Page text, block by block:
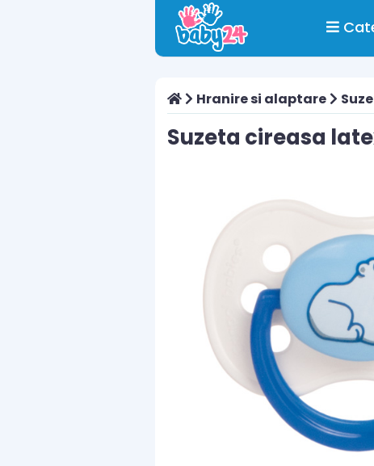
Hranire si alaptare
Suzeta cireasa